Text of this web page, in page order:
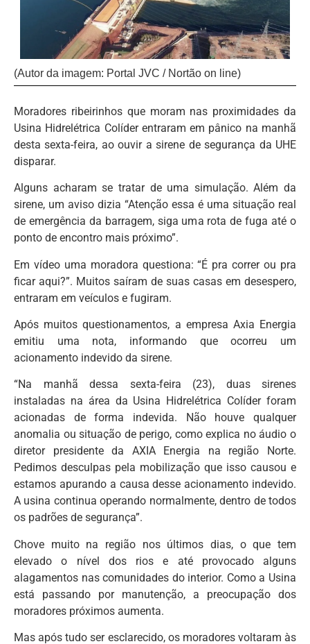
(Autor da imagem: Portal JVC / Nortão on line)
Moradores ribeirinhos que moram nas proximidades da
Usina Hidrelétrica Colíder entraram em pânico na manhã
desta sexta-feira, ao ouvir a sirene de segurança da UHE
disparar.
Alguns acharam se tratar de uma simulação. Além da
sirene, um aviso dizia “Atenção essa é uma situação real
de emergência da barragem, siga uma rota de fuga até o
ponto de encontro mais próximo”.
Em vídeo uma moradora questiona: “É pra correr ou pra
ficar aqui?”. Muitos saíram de suas casas em desespero,
entraram em veículos e fugiram.
Após muitos questionamentos, a empresa Axia Energia
emitiu uma nota, informando que ocorreu um
acionamento indevido da sirene.
“Na manhã dessa sexta-feira (23), duas sirenes
instaladas na área da Usina Hidrelétrica Colíder foram
acionadas de forma indevida. Não houve qualquer
anomalia ou situação de perigo, como explica no áudio o
diretor presidente da AXIA Energia na região Norte.
Pedimos desculpas pela mobilização que isso causou e
estamos apurando a causa desse acionamento indevido.
A usina continua operando normalmente, dentro de todos
os padrões de segurança”.
Chove muito na região nos últimos dias, o que tem
elevado o nível dos rios e até provocado alguns
alagamentos nas comunidades do interior. Como a Usina
está passando por manutenção, a preocupação dos
moradores próximos aumenta.
Mas após tudo ser esclarecido, os moradores voltaram às